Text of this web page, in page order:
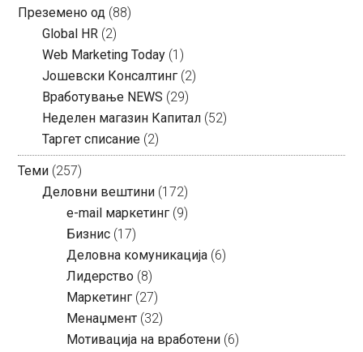
Преземено од (88)
Global HR (2)
Web Marketing Today (1)
Јошевски Консалтинг (2)
Вработување NEWS (29)
Неделен магазин Капитал (52)
Таргет списание (2)
Теми (257)
Деловни вештини (172)
e-mail маркетинг (9)
Бизнис (17)
Деловна комуникација (6)
Лидерство (8)
Маркетинг (27)
Менаџмент (32)
Мотивација на вработени (6)